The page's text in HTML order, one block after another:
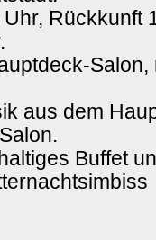
Rückkunft
aus dem
Buffet